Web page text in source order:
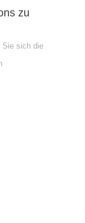
zu
Sie sich die